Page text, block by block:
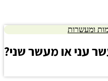
ומעשרות
עני או מעשר שני?